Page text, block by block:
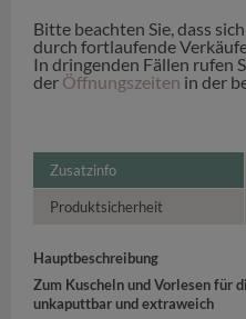
Bitte beachten Sie, dass
durch fortlaufende
In dringenden Fällen rufen
der Öffnungszeiten in der
Zusatzinfo
Produktsicherheit
Hauptbeschreibung
Zum Kuscheln und Vorlesen für
unkaputtbar und extraweich